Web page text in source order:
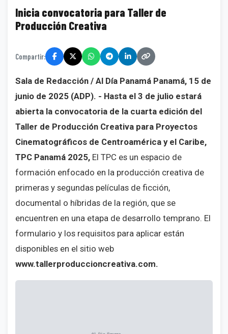
Inicia convocatoria para Taller de
Producción Creativa
Compartir:
Sala de Redacción / Al Día Panamá Panamá, 15 de
junio de 2025 (ADP). - Hasta el 3 de julio estará
abierta la convocatoria de la cuarta edición del
Taller de Producción Creativa para Proyectos
Cinematográficos de Centroamérica y el Caribe,
TPC Panamá 2025, El TPC es un espacio de
formación enfocado en la producción creativa de
primeras y segundas películas de ficción,
documental o híbridas de la región, que se
encuentren en una etapa de desarrollo temprano. El
formulario y los requisitos para aplicar están
disponibles en el sitio web
www.tallerproduccioncreativa.com.